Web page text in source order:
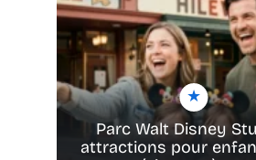
Parc Walt Disney
attractions pour